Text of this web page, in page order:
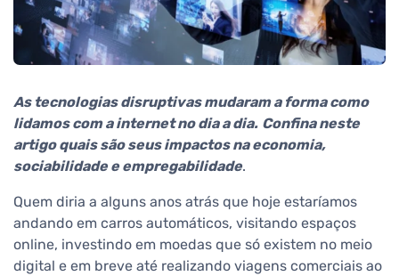
As tecnologias disruptivas mudaram a forma como
lidamos com a internet no dia a dia. Confina neste
artigo quais são seus impactos na economia,
sociabilidade e empregabilidade.
Quem diria a alguns anos atrás que hoje estaríamos
andando em carros automáticos, visitando espaços
online, investindo em moedas que só existem no meio
digital e em breve até realizando viagens comerciais ao